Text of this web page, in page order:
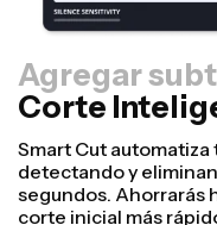
Agregar
Corte
¡Reutiliza videos más
profesionales con